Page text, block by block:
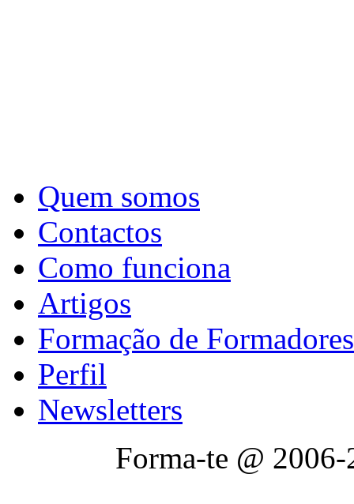
Quem somos
Contactos
Como funciona
Artigos
Formação de Formadores
Perfil
Newsletters
Forma-te @